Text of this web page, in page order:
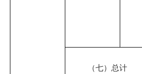
（七）总计